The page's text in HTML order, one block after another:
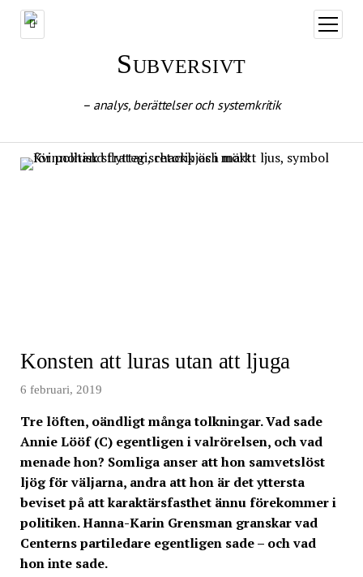
öppna
meny
Subversivt
– analys, berättelser och systemkritik
Konsten att luras utan att ljuga
6 februari, 2019
Tre löften, oändligt många tolkningar. Vad sade
Annie Lööf (C) egentligen i valrörelsen, och vad
menade hon? Somliga anser att hon samvetslöst
ljög för väljarna, andra att hon är det yttersta
beviset på att karaktärsfasthet ännu förekommer i
politiken. Hanna-Karin Grensman granskar vad
Centerns partiledare egentligen sade – och vad
hon inte sade.